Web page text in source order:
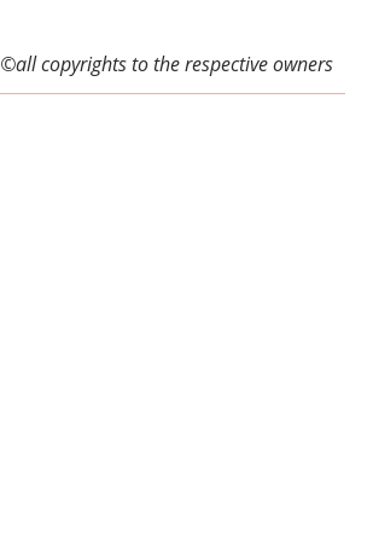
©all copyrights to the respective owners